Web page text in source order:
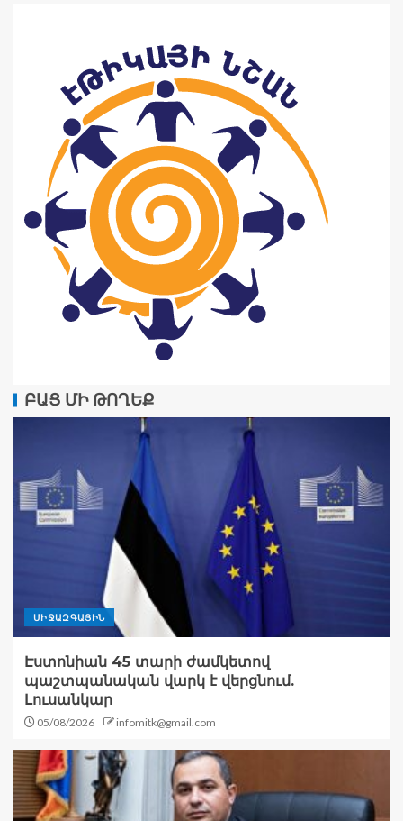
ԲԱՑ ՄԻ ԹՈՂԵՔ
ՄԻՋԱԶԳԱՅԻՆ
Էստոնիան 45 տարի ժամկետով
պաշտպանական վարկ է վերցնում.
Լուսանկար
05/08/2026 infomitk@gmail.com